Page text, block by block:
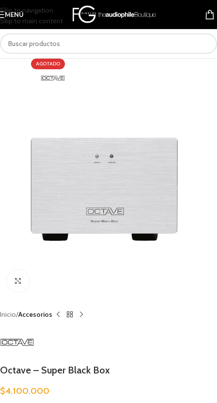
Skip to navigation
Skip to main content
MENÚ
AGOTADO
Inicio Accesorios
Octave – Super Black Box
$4.100.000